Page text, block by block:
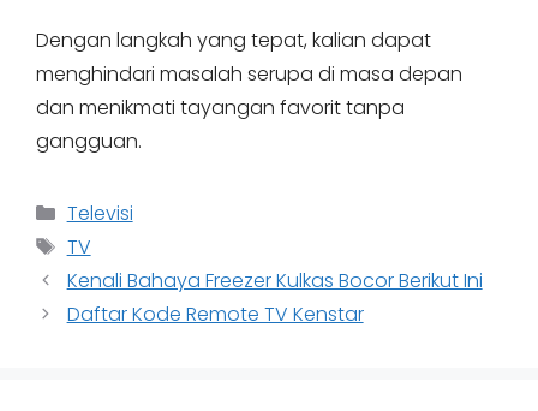
Dengan langkah yang tepat, kalian dapat
menghindari masalah serupa di masa depan
dan menikmati tayangan favorit tanpa
gangguan.
Categories
Televisi
Tags
TV
Kenali Bahaya Freezer Kulkas Bocor Berikut Ini
Daftar Kode Remote TV Kenstar